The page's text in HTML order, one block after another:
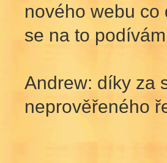
nového webu co
se na to
Andrew: díky za
neprověřeného